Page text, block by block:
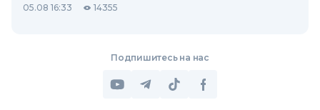
05.08 16:33 14355
Подпишитесь на нас